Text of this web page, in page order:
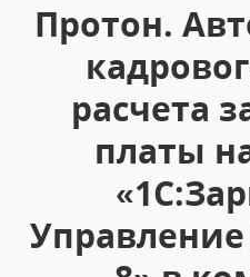
Протон.
расчета
платы